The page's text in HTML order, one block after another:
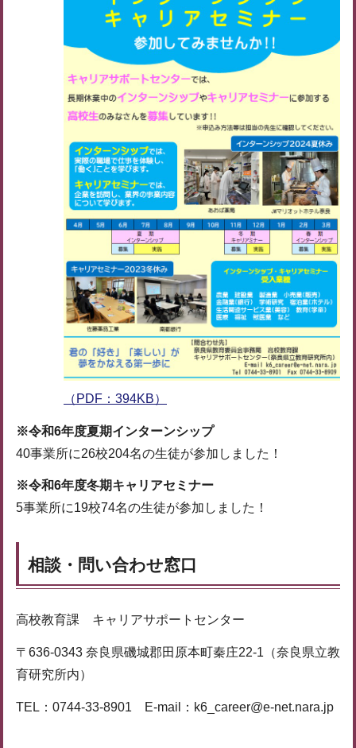
（PDF：394KB）
※令和6年度夏期インターンシップ
40事業所に26校204名の生徒が参加しました！
※令和6年度冬期キャリアセミナー
5事業所に19校74名の生徒が参加しました！
相談・問い合わせ窓口
高校教育課 キャリアサポートセンター
〒636-0343 奈良県磯城郡田原本町秦庄22-1（奈良県立教
育研究所内）
TEL：0744-33-8901 E-mail：k6_career@e-net.nara.jp